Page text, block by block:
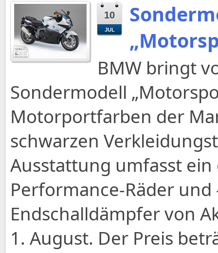
10
JUL
BMW bringt
Sondermodell
Motorportfarben der
schwarzen
Ausstattung umfasst
Performance-Räder
Endschalldämpfer von
1. August. Der Preis